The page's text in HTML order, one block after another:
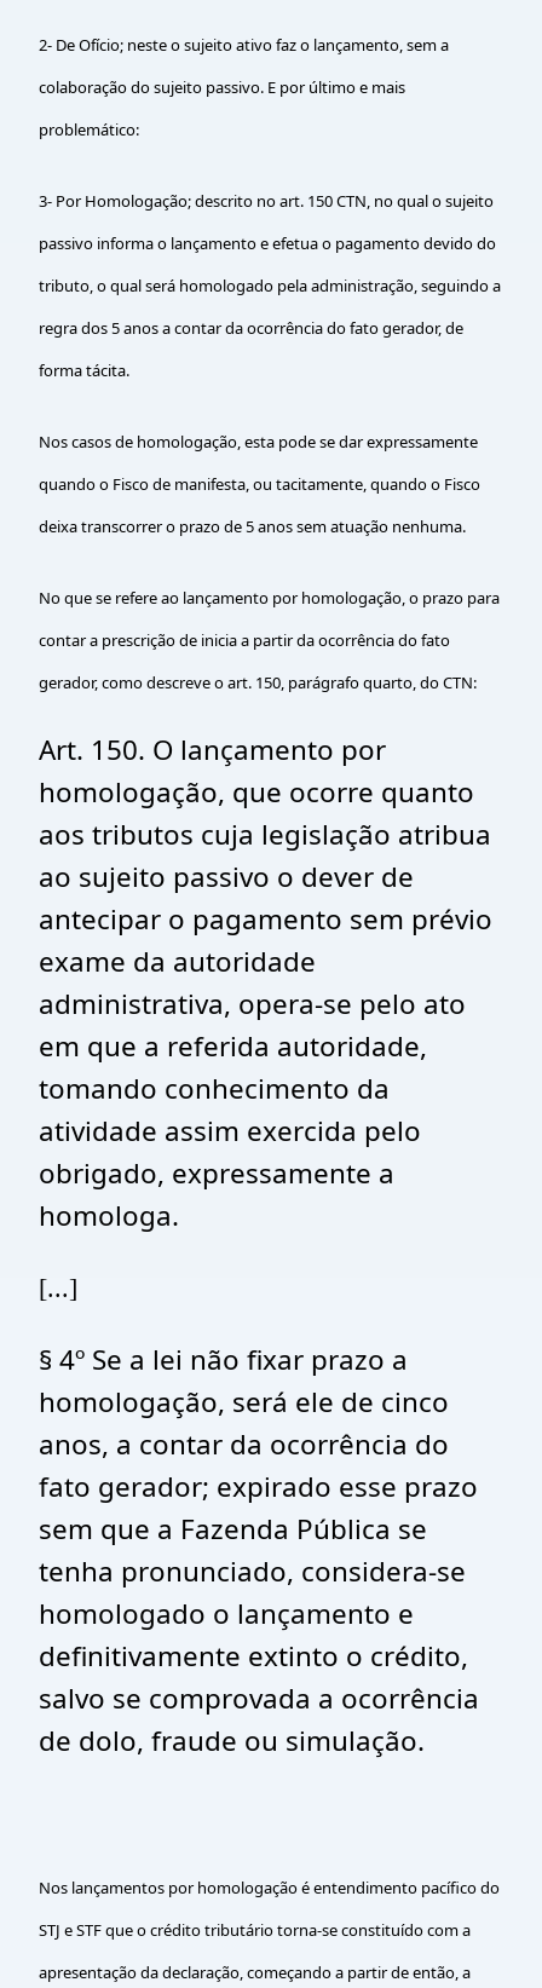
2- De Ofício; neste o sujeito ativo faz o lançamento, sem a
colaboração do sujeito passivo. E por último e mais
problemático:
3- Por Homologação; descrito no art. 150 CTN, no qual o sujeito
passivo informa o lançamento e efetua o pagamento devido do
tributo, o qual será homologado pela administração, seguindo a
regra dos 5 anos a contar da ocorrência do fato gerador, de
forma tácita.
Nos casos de homologação, esta pode se dar expressamente
quando o Fisco de manifesta, ou tacitamente, quando o Fisco
deixa transcorrer o prazo de 5 anos sem atuação nenhuma.
No que se refere ao lançamento por homologação, o prazo para
contar a prescrição de inicia a partir da ocorrência do fato
gerador, como descreve o art. 150, parágrafo quarto, do CTN:
Art. 150. O lançamento por
homologação, que ocorre quanto
aos tributos cuja legislação atribua
ao sujeito passivo o dever de
antecipar o pagamento sem prévio
exame da autoridade
administrativa, opera-se pelo ato
em que a referida autoridade,
tomando conhecimento da
atividade assim exercida pelo
obrigado, expressamente a
homologa.
[...]
§ 4º Se a lei não fixar prazo a
homologação, será ele de cinco
anos, a contar da ocorrência do
fato gerador; expirado esse prazo
sem que a Fazenda Pública se
tenha pronunciado, considera-se
homologado o lançamento e
definitivamente extinto o crédito,
salvo se comprovada a ocorrência
de dolo, fraude ou simulação.
Nos lançamentos por homologação é entendimento pacífico do
STJ e STF que o crédito tributário torna-se constituído com a
apresentação da declaração, começando a partir de então, a